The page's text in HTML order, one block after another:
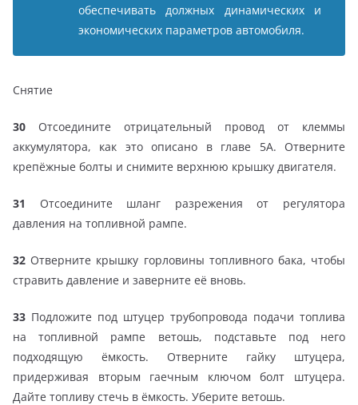
обеспечивать должных динамических и
экономических параметров автомобиля.
Снятие
30 Отсоедините отрицательный провод от клеммы
аккумулятора, как это описано в главе 5А. Отверните
крепёжные болты и снимите верхнюю крышку двигателя.
31
Отсоедините шланг разрежения от регулятора
давления на топливной рампе.
32 Отверните крышку горловины топливного бака, чтобы
стравить давление и заверните её вновь.
33 Подложите под штуцер трубопровода подачи топлива
на топливной рампе ветошь, подставьте под него
подходящую ёмкость. Отверните гайку штуцера,
придерживая вторым гаечным ключом болт штуцера.
Дайте топливу стечь в ёмкость. Уберите ветошь.